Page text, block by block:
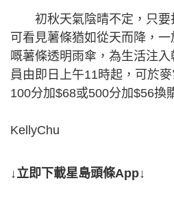
初秋天氣陰晴不定，只要
可看見薯條猶如從天而降，
嘅薯條透明雨傘，為生活注
員由即日上午11時起，可於
100分加$68或500分加$56換
KellyChu
↓立即下載星島頭條App↓